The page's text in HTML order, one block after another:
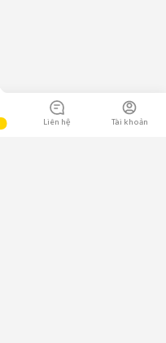
Liên hệ Tài khoản